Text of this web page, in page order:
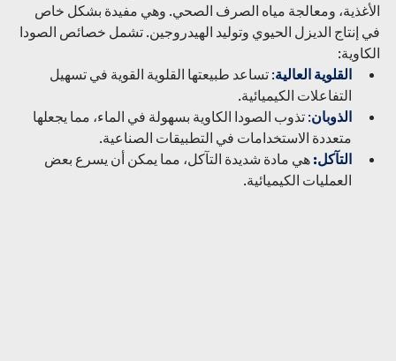
الأغذية، ومعالجة مياه الصرف الصحي. وهي مفيدة بشكل خاص
في إنتاج الديزل الحيوي وتوليد الهيدروجين. تشمل خصائص الصودا
الكاوية:
القلوية العالية: تساعد طبيعتها القلوية القوية في تسهيل
التفاعلات الكيميائية.
الذوبان: تذوب الصودا الكاوية بسهولة في الماء، مما يجعلها
متعددة الاستخدامات في التطبيقات الصناعية.
التآكل: هي مادة شديدة التآكل، مما يمكن أن يسرع بعض
العمليات الكيميائية.